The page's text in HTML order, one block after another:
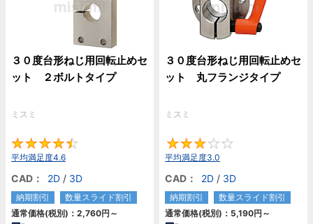
３０度台形ねじ用回転止めセ
ット ２ボルトタイプ
ミスミ
平均満足度4.6
CAD： 2D / 3D
納期割引
数量スライド割引
通常価格(税別)： 2,760円 ～
３０度台形ねじ用回転止めセ
ット 丸フランジタイプ
ミスミ
平均満足度3.0
CAD： 2D / 3D
納期割引
数量スライド割引
通常価格(税別)： 5,190円 ～